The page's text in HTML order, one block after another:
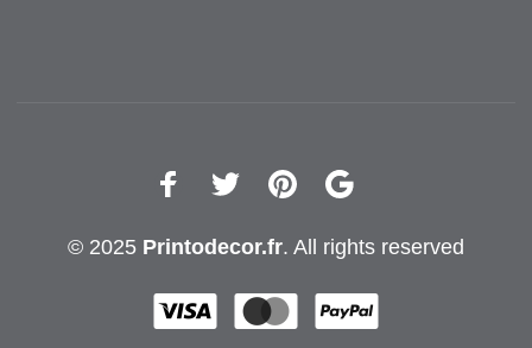
© 2025 Printodecor.fr. All rights reserved